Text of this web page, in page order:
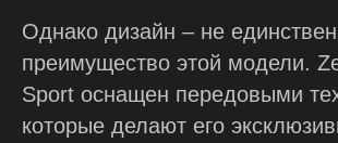
Однако дизайн – не
преимущество этой модели.
Sport оснащен передовыми
которые делают его